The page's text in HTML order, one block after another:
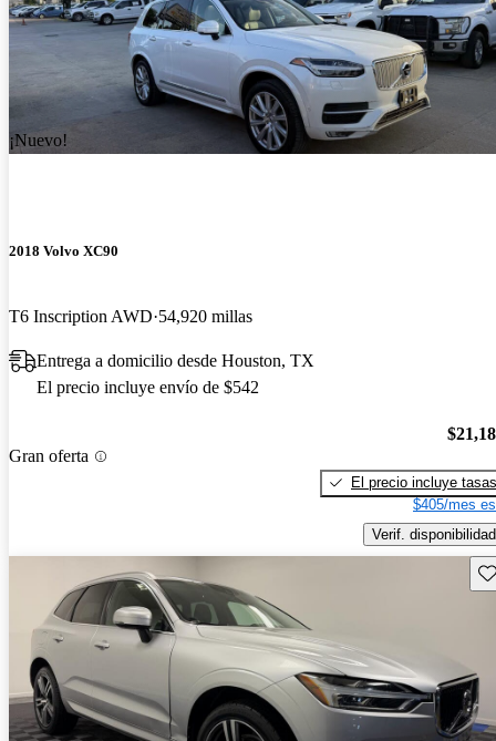
¡Nuevo!
2018 Volvo XC90
T6 Inscription AWD 54,920 millas
Entrega a domicilio desde Houston, TX
El precio incluye envío de $542
Gran oferta
El precio incluye tasas
$405/mes
Verif. disponibilidad